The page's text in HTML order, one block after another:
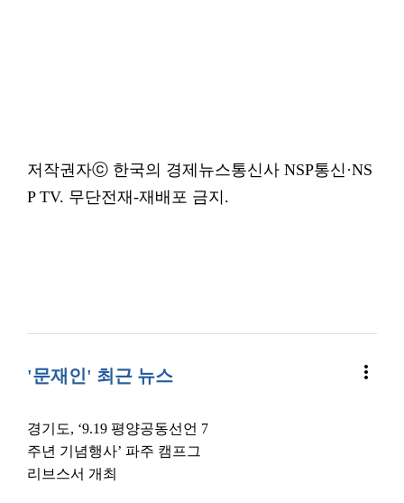
저작권자ⓒ 한국의 경제뉴스통신사 NSP통신·NS
P TV. 무단전재-재배포 금지.
'문재인' 최근 뉴스 more_vert
경기도, ‘9.19 평양공동선언 7
주년 기념행사’ 파주 캠프그
리브스서 개최